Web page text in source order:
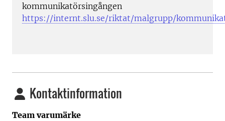
kommunikatörsingången
https://internt.slu.se/riktat/malgrupp/
Kontaktinformation
Team varumärke